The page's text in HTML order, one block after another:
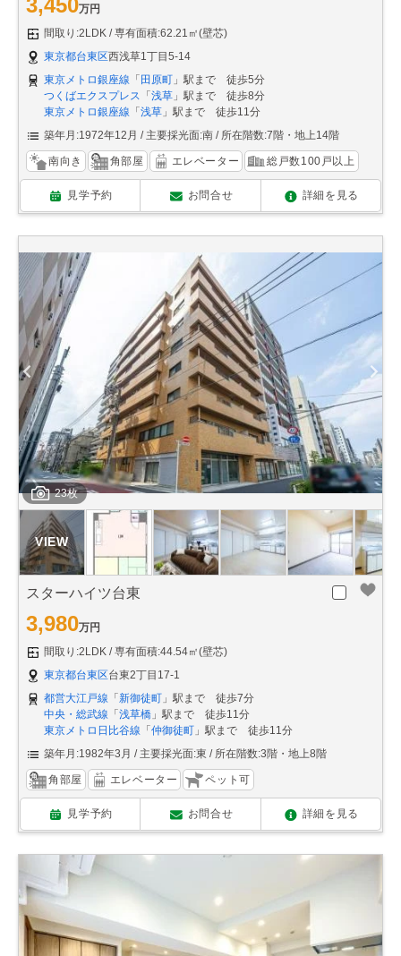
3,450万円
間取り:2LDK
専有面積:62.21㎡(壁芯)
東京都台東区西浅草1丁目5-14
東京メトロ銀座線 「 田原町 」駅まで 徒歩5分
つくばエクスプレス 「 浅草 」駅まで 徒歩8分
東京メトロ銀座線 「 浅草 」駅まで 徒歩11分
築年月:1972年12月
主要採光面:南 所在階数:7階・地上14階
南向き 角部屋 エレベーター 総戸数100戸以上
見学予約 お問合せ 詳細を見る
23枚
スターハイツ台東
3,980万円
間取り:2LDK
専有面積:44.54㎡(壁芯)
東京都台東区台東2丁目17-1
都営大江戸線 「新御徒町 」駅まで 徒歩7分
中央・総武線 「浅草橋 」駅まで 徒歩11分
東京メトロ日比谷線 「仲御徒町 」駅まで 徒歩11分
築年月:1982年3月
主要採光面:東 所在階数:3階・地上8階
角部屋 エレベーター ペット可
見学予約 お問合せ 詳細を見る